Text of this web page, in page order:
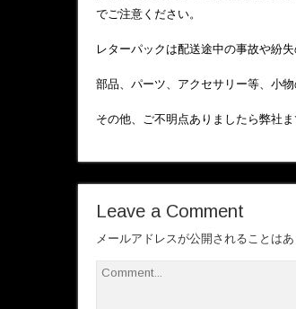
でご注意ください。
レターパックは配送途中の事故や紛
部品、パーツ、アクセサリー等、小
その他、ご不明点ありましたら弊社
Leave a Comment
メールアドレスが公開されることはあ